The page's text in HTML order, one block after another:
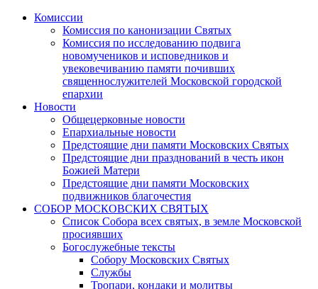
Комиссии
Комиссия по канонизации Святых
Комиссия по исследованию подвига
новомучеников и исповедников и
увековечиванию памяти почивших
священнослужителей Московской городской
епархии
Новости
Общецерковные новости
Епархиальные новости
Предстоящие дни памяти Московских Святых
Предстоящие дни празднований в честь икон
Божией Матери
Предстоящие дни памяти Московских
подвижников благочестия
СОБОР МОСКОВСКИХ СВЯТЫХ
Список Собора всех святых, в земле Московской
просиявших
Богослужебные тексты
Собору Московских Святых
Службы
Тропари, кондаки и молитвы